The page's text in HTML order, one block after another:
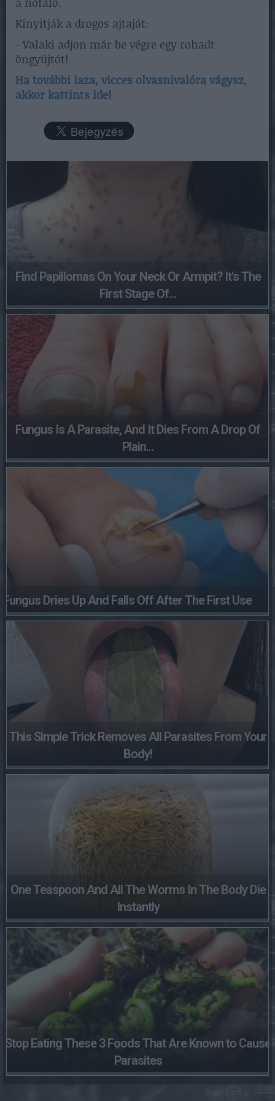
Kinyitják a drogos ajtaját:
- Valaki adjon már be végre egy rohadt
öngyújtót!
Ha további laza, vicces olvasnivalóra vágysz,
akkor kattints ide!
Find Papillomas On Your Neck Or Armpit? It's The
First Stage Of...
Fungus Is A Parasite, And It Dies From A Drop Of
Plain...
Fungus Dries Up And Falls Off After The First Use
This Simple Trick Removes All Parasites From Your
Body!
One Teaspoon And All The Worms In The Body Die
Instantly
Stop Eating These 3 Foods That Are Known to Cause
Parasites